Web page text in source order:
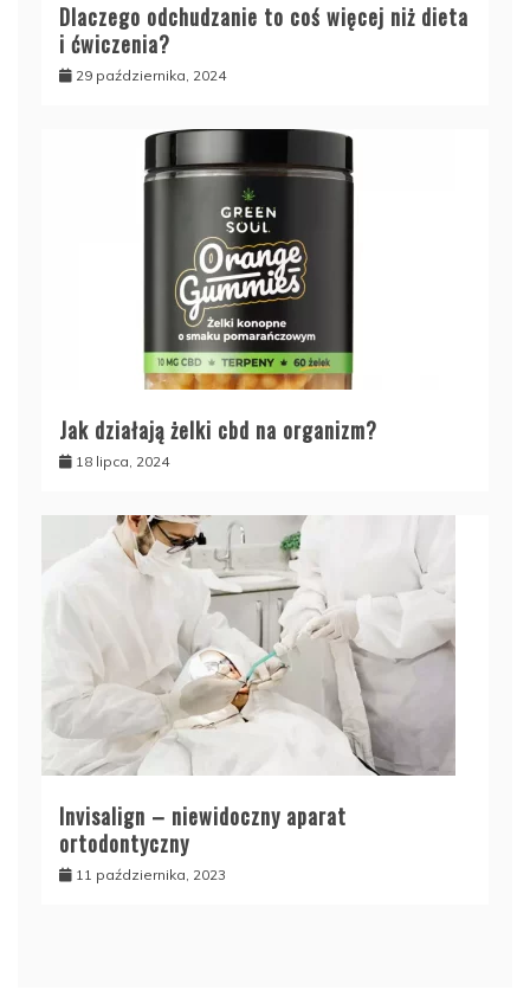
Dlaczego odchudzanie to coś więcej niż dieta
i ćwiczenia?
29 października, 2024
Jak działają żelki cbd na organizm?
18 lipca, 2024
Invisalign – niewidoczny aparat
ortodontyczny
11 października, 2023